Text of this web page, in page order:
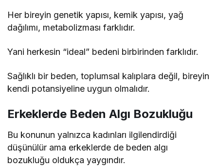
Her bireyin genetik yapısı, kemik yapısı, yağ
dağılımı, metabolizması farklıdır.
Yani herkesin “ideal” bedeni birbirinden farklıdır.
Sağlıklı bir beden, toplumsal kalıplara değil, bireyin
kendi potansiyeline uygun olmalıdır.
Erkeklerde Beden Algı Bozukluğu
Bu konunun yalnızca kadınları ilgilendirdiği
düşünülür ama erkeklerde de beden algı
bozukluğu oldukça yaygındır.